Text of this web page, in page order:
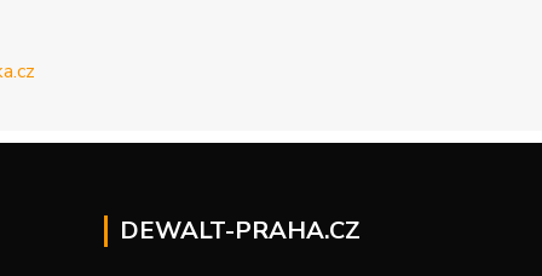
DEWALT-PRAHA.CZ